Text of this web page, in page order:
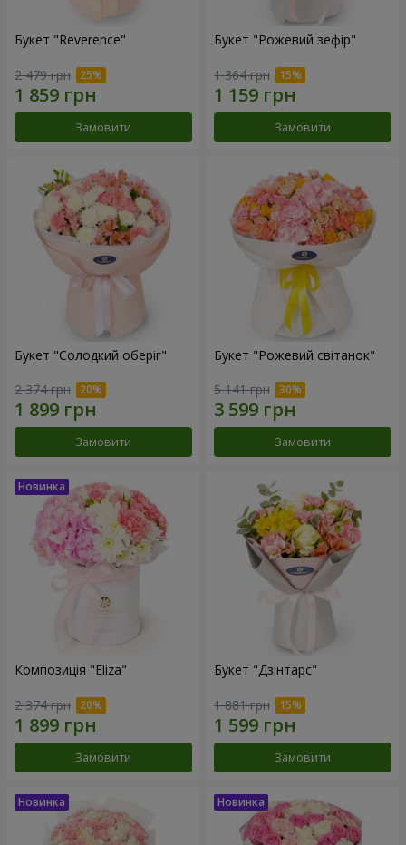
Букет "Reverence"
2 479 грн
Замовити
Букет "Рожевий зефір"
1 364 грн
Замовити
Букет "Солодкий оберіг"
2 374 грн
Замовити
Букет "Рожевий світанок"
5 141 грн
Замовити
Композиція "Eliza"
2 374 грн
Замовити
Букет "Дзінтарс"
1 881 грн
Замовити